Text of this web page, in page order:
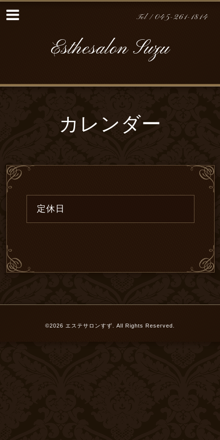
Tel / 045-261-1814
Esthesalon Suzu
カレンダー
定休日
©2026 エステサロンすず . All Rights Reserved.